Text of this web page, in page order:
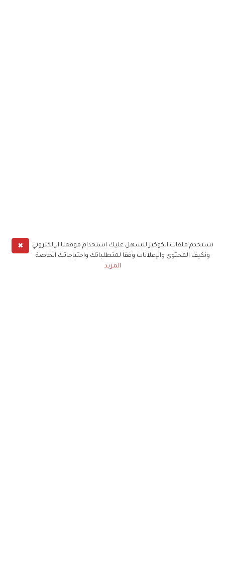
✖
نستخدم ملفات الكوكيز لنسهل عليك استخدام موقعنا الإلكتروني
ونكيف المحتوى والإعلانات وفقا لمتطلباتك واحتياجاتك الخاصة
المزيد